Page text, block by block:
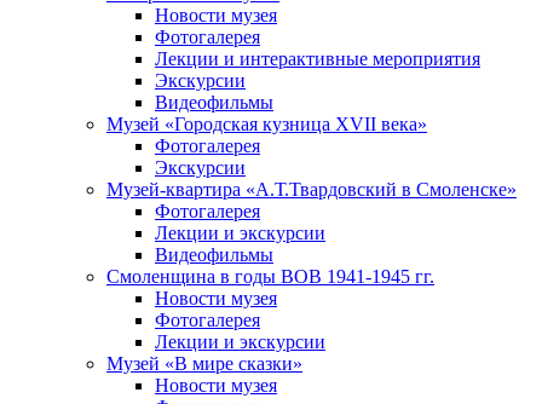
Новости музея
Фотогалерея
Лекции и интерактивные мероприятия
Экскурсии
Видеофильмы
Музей «Городская кузница XVII века»
Фотогалерея
Экскурсии
Музей-квартира «А.Т.Твардовский в Смоленске»
Фотогалерея
Лекции и экскурсии
Видеофильмы
Смоленщина в годы ВОВ 1941-1945 гг.
Новости музея
Фотогалерея
Лекции и экскурсии
Музей «В мире сказки»
Новости музея